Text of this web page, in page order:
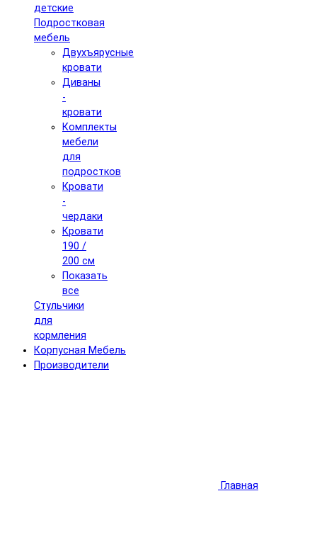
детские
Подростковая
мебель
Двухъярусные
кровати
Диваны
-
кровати
Комплекты
мебели
для
подростков
Кровати
-
чердаки
Кровати
190 /
200 см
Показать
все
Стульчики
для
кормления
Корпусная Мебель
Производители
Главная